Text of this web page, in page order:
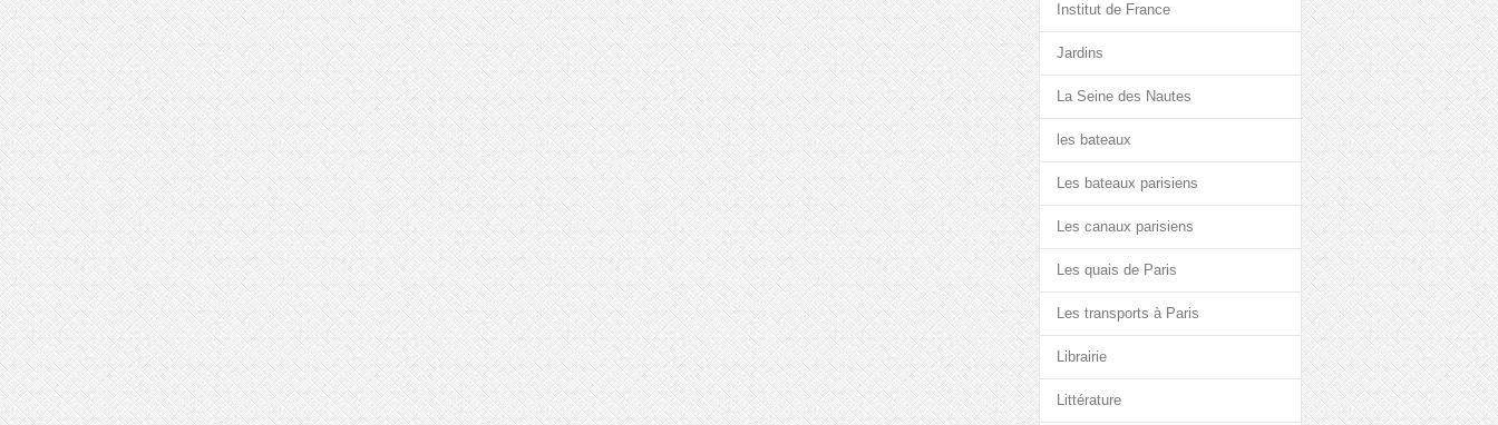
Institut de France
Jardins
La Seine des Nautes
les bateaux
Les bateaux parisiens
Les canaux parisiens
Les quais de Paris
Les transports à Paris
Librairie
Littérature